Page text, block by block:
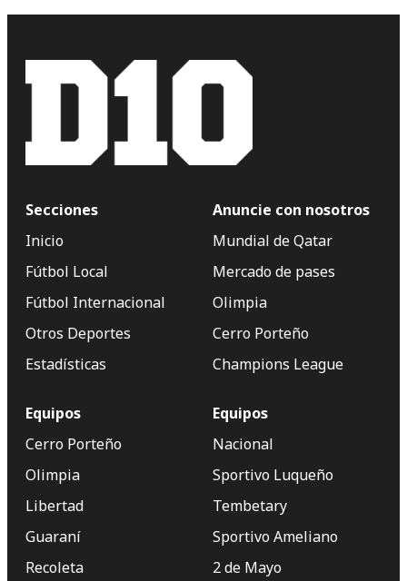
Secciones
Inicio
Fútbol Local
Fútbol Internacional
Otros Deportes
Estadísticas
Anuncie con nosotros
Mundial de Qatar
Mercado de pases
Olimpia
Cerro Porteño
Champions League
Equipos
Cerro Porteño
Olimpia
Libertad
Guaraní
Recoleta
Equipos
Nacional
Sportivo Luqueño
Tembetary
Sportivo Ameliano
2 de Mayo